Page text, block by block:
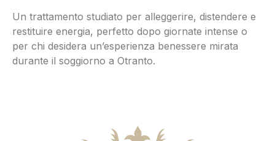
Un trattamento studiato per alleggerire, distendere e
restituire energia, perfetto dopo giornate intense o
per chi desidera un’esperienza benessere mirata
durante il soggiorno a Otranto.